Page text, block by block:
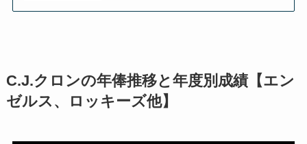
C.J.クロンの年俸推移と年度別成績【エン
ゼルス、ロッキーズ他】